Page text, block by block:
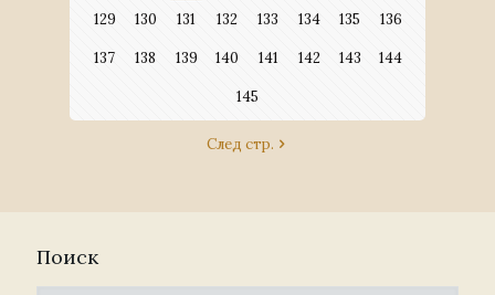
129 130 131 132 133 134 135 136
137 138 139 140 141 142 143 144
145
След стр.
Поиск